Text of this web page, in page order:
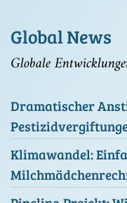
Global News
Globale
Dramatischer
Klimawandel: